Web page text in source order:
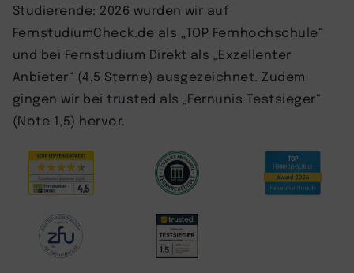
Studierende: 2026 wurden wir auf
FernstudiumCheck.de als „TOP Fernhochschule“
und bei Fernstudium Direkt als „Exzellenter
Anbieter“ (4,5 Sterne) ausgezeichnet. Zudem
gingen wir bei trusted als „Fernunis Testsieger“
(Note 1,5) hervor.